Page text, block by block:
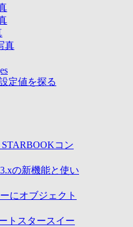
真
定値を探る
コン
の新機能と使い
にオブジェクト
トスタースイー